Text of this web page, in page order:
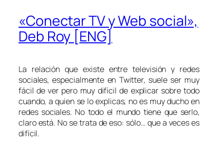
«Conectar TV y Web social»,
Deb Roy [ENG]
La relación que existe entre televisión y redes
sociales, especialmente en Twitter, suele ser muy
fácil de ver pero muy difícil de explicar sobre todo
cuando, a quien se lo explicas, no es muy ducho en
redes sociales. No todo el mundo tiene que serlo,
claro está. No se trata de eso: sólo… que a veces es
difícil.